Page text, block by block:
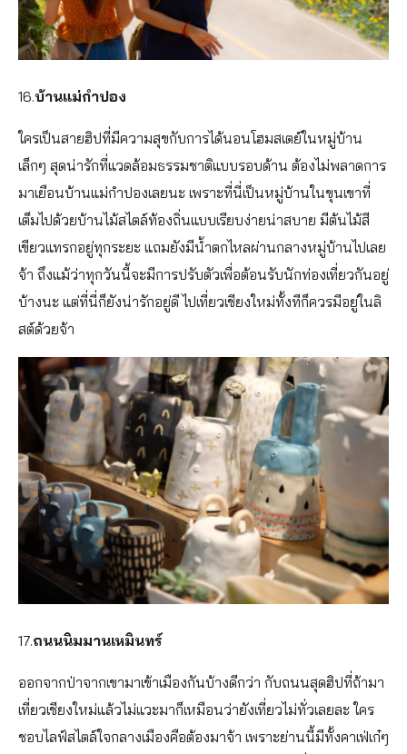
16.บ้านแม่กำปอง
ใครเป็นสายฮิปที่มีความสุขกับการได้นอนโฮมสเตย์ในหมู่บ้าน
เล็กๆ สุดน่ารักที่แวดล้อมธรรมชาติแบบรอบด้าน ต้องไม่พลาดการ
มาเยือนบ้านแม่กำปองเลยนะ เพราะที่นี่เป็นหมู่บ้านในขุนเขาที่
เต็มไปด้วยบ้านไม้สไตล์ท้องถิ่นแบบเรียบง่ายน่าสบาย มีต้นไม้สี
เขียวแทรกอยู่ทุกระยะ แถมยังมีน้ำตกไหลผ่านกลางหมู่บ้านไปเลย
จ้า ถึงแม้ว่าทุกวันนี้จะมีการปรับตัวเพื่อต้อนรับนักท่องเที่ยวกันอยู่
บ้างนะ แต่ที่นี่ก็ยังน่ารักอยู่ดี ไปเที่ยวเชียงใหม่ทั้งทีก็ควรมีอยู่ในลิ
สต์ด้วยจ้า
17.ถนนนิมมานเหมินทร์
ออกจากป่าจากเขามาเข้าเมืองกันบ้างดีกว่า กับถนนสุดฮิปที่ถ้ามา
เที่ยวเชียงใหม่แล้วไม่แวะมาก็เหมือนว่ายังเที่ยวไม่ทั่วเลยละ ใคร
ชอบไลฟ์สไตล์ใจกลางเมืองคือต้องมาจ้า เพราะย่านนี้มีทั้งคาเฟ่เก๋ๆ